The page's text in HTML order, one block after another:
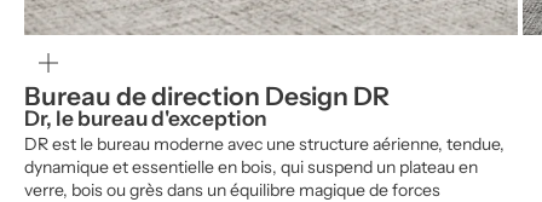
Bureau de direction Design DR
Dr, le bureau d'exception
DR est le bureau moderne avec une structure aérienne, tendue,
dynamique et essentielle en bois, qui suspend un plateau en
verre, bois ou grès dans un équilibre magique de forces